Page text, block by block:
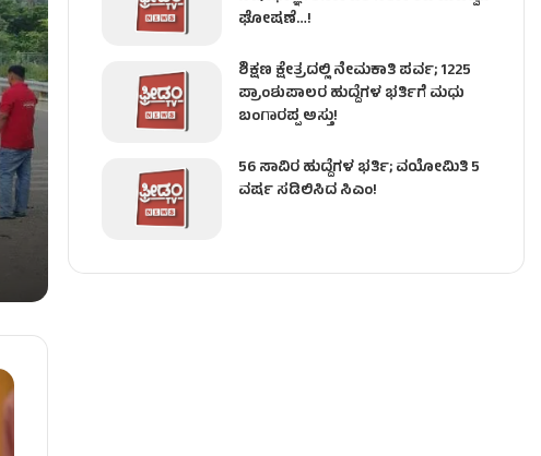
ಘೋಷಣೆ…!
ಶಿಕ್ಷಣ ಕ್ಷೇತ್ರದಲ್ಲಿ ನೇಮಕಾತಿ ಪರ್ವ; 1225
ಪ್ರಾಂಶುಪಾಲರ ಹುದ್ದೆಗಳ ಭರ್ತಿಗೆ ಮಧು
ಬಂಗಾರಪ್ಪ ಅಸ್ತು!
56 ಸಾವಿರ ಹುದ್ದೆಗಳ ಭರ್ತಿ; ವಯೋಮಿತಿ 5
ವರ್ಷ ಸಡಿಲಿಸಿದ ಸಿಎಂ!